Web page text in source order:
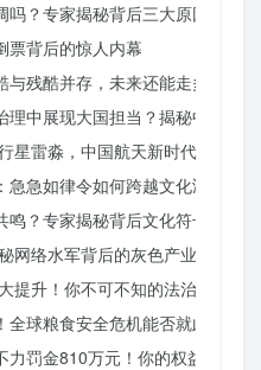
？专家揭秘背后三大原因
票背后的惊人内幕
残酷并存，未来还能走多远？
理中展现大国担当？揭秘中国方
星雷淼，中国航天新时代即将开
急如律令如何跨越文化鸿沟？
？专家揭秘背后文化符号的力量
络水军背后的灰色产业链
提升！你不可不知的法治文明新
球粮食安全危机能否就此终结？
力罚金810万元！你的权益被侵犯